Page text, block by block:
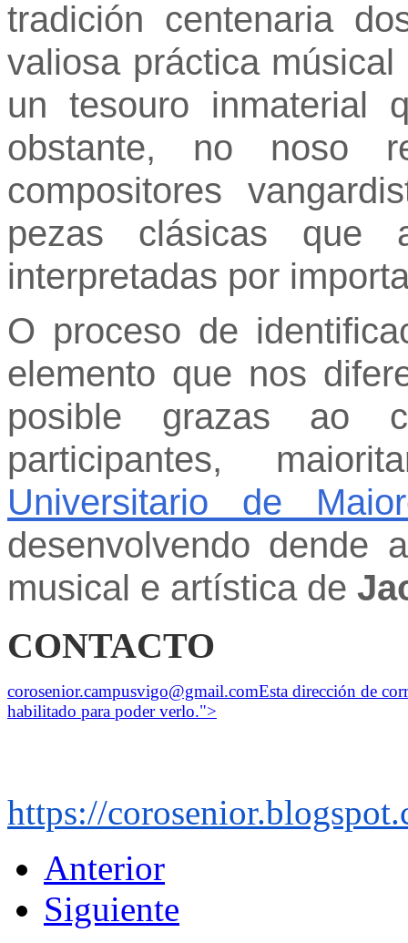
tradición centenaria
valiosa práctica
un tesouro inmaterial
obstante, no noso
compositores
pezas clásicas que
interpretadas por
O proceso de
elemento que nos
posible grazas ao
participantes,
Universitario de
desenvolvendo dende
musical e artística de
CONTACTO
corosenior.campusvigo@gmail.comEsta dirección de
habilitado para poder verlo.">
https://corosenior.
Anterior
Siguiente